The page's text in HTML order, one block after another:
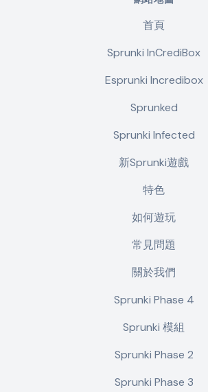
首頁
Sprunki InCrediBox
Esprunki Incredibox
Sprunked
Sprunki Infected
新Sprunki遊戲
特色
如何遊玩
常見問題
關於我們
Sprunki Phase 4
Sprunki 模組
Sprunki Phase 2
Sprunki Phase 3